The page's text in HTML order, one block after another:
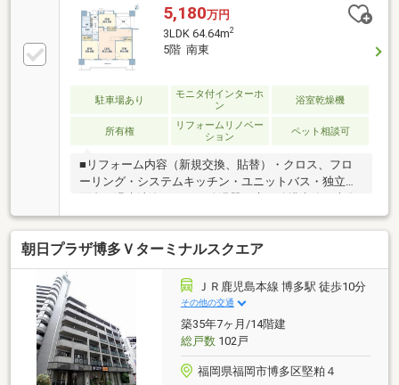
5,180万円
3LDK 64.64m2
5階 南東
駐車場あり
モニタ付インターホ
ン
浴室乾燥機
所有権
リフォームリノベー
ション
ペット相談可
■リフォーム内容（新規交換、貼替）・クロス、フロ
ーリング・システムキッチン・ユニットバス・独立洗
部分）・ドア等の建具■ポイント・室内は白を基調と
した明るい雰囲気に仕上がります。・南東向き5階の
お部屋。周辺には視界を遮る建物がないため、陽の光
が室内まで届きます。・バルコニーは奥行きは約1.8
ｍ。プランターを置くなど趣味を楽しむことができま
す。・キッチンスペースは、冷蔵庫や食器棚を置いて
も十分な広さを確保。・浴室は1218サイズ。浴室暖房
換気乾燥機付き。■マンション管理体制・株式会社東
急コミュニティー管理（日勤）。
朝日プラザ博多Ｖターミナルスクエア
ＪＲ鹿児島本線 博多駅 徒歩10分
その他の交通
築35年7ヶ月/14階建
総戸数102戸
福岡県福岡市博多区堅粕４